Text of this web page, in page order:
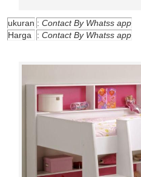
ukuran : Contact By Whatss app
Harga
: Contact By Whatss app